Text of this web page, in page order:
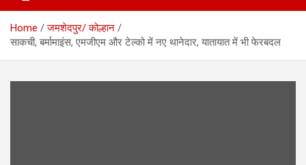
Home
जमशेदपुर/ कोल्हान
साकची, बर्मामाइंस, एमजीएम और टेल्को में नए थानेदार, यातायात में भी फेरबदल